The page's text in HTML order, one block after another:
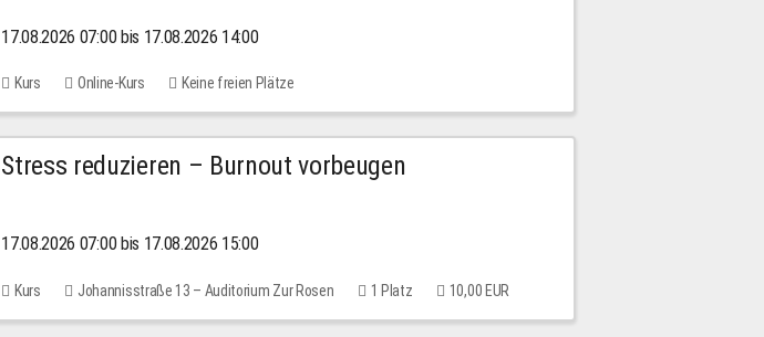
17.08.2026 07:00 bis 17.08.2026 14:00
Kurs Online-Kurs Keine freien Plätze
Stress reduzieren – Burnout vorbeugen
17.08.2026 07:00 bis 17.08.2026 15:00
Kurs Johannisstraße 13 – Auditorium Zur Rosen 1 Platz 10,00 EUR